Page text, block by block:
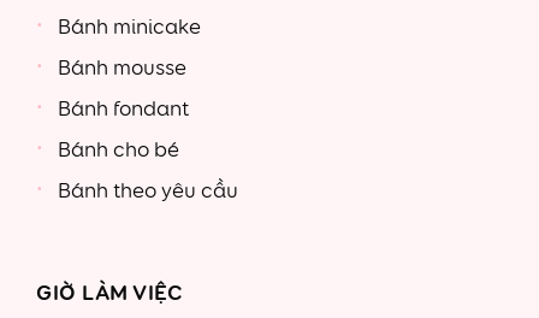
Bánh minicake
Bánh mousse
Bánh fondant
Bánh cho bé
Bánh theo yêu cầu
GIỜ LÀM VIỆC